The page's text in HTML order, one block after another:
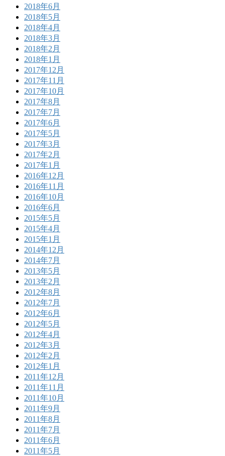
2018年6月
2018年5月
2018年4月
2018年3月
2018年2月
2018年1月
2017年12月
2017年11月
2017年10月
2017年8月
2017年7月
2017年6月
2017年5月
2017年3月
2017年2月
2017年1月
2016年12月
2016年11月
2016年10月
2016年6月
2015年5月
2015年4月
2015年1月
2014年12月
2014年7月
2013年5月
2013年2月
2012年8月
2012年7月
2012年6月
2012年5月
2012年4月
2012年3月
2012年2月
2012年1月
2011年12月
2011年11月
2011年10月
2011年9月
2011年8月
2011年7月
2011年6月
2011年5月